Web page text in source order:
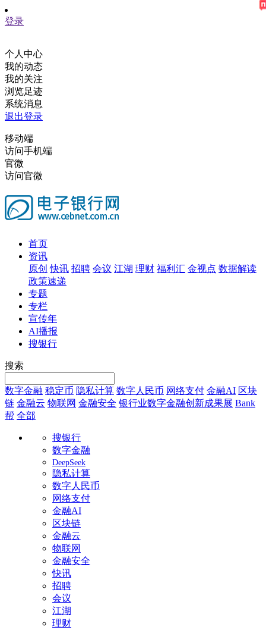
登录
个人中心
我的动态
我的关注
浏览足迹
系统消息
退出登录
移动端
访问手机端
官微
访问官微
首页
资讯
原创 快讯 招聘 会议 江湖 理财 福利汇 金视点 数据解读
政策速递
专题
专栏
宣传年
AI播报
搜银行
搜索
数字金融 稳定币 隐私计算 数字人民币 网络支付 金融AI 区块
链 金融云 物联网 金融安全 银行业数字金融创新成果展 Bank
帮 全部
搜银行
数字金融
DeepSeek
隐私计算
数字人民币
网络支付
金融AI
区块链
金融云
物联网
金融安全
快讯
招聘
会议
江湖
理财